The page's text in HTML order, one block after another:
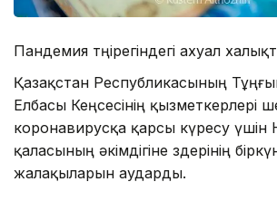
Пандемия төңірегіндегі ахуал
Қазақстан Республикасының
Елбасы Кеңсесінің қызметкерлері
коронавирусқа қарсы күресу үшін
қаласының әкімдігіне өздерінің
жалақыларын аударды.